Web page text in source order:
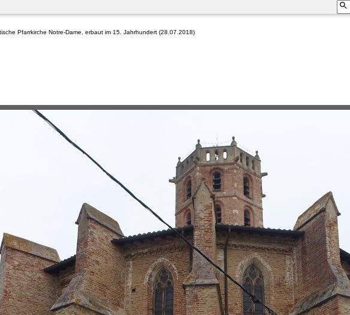
Pfarrkirche Notre-Dame, erbaut im 15. Jahrhundert (28.07.2018)